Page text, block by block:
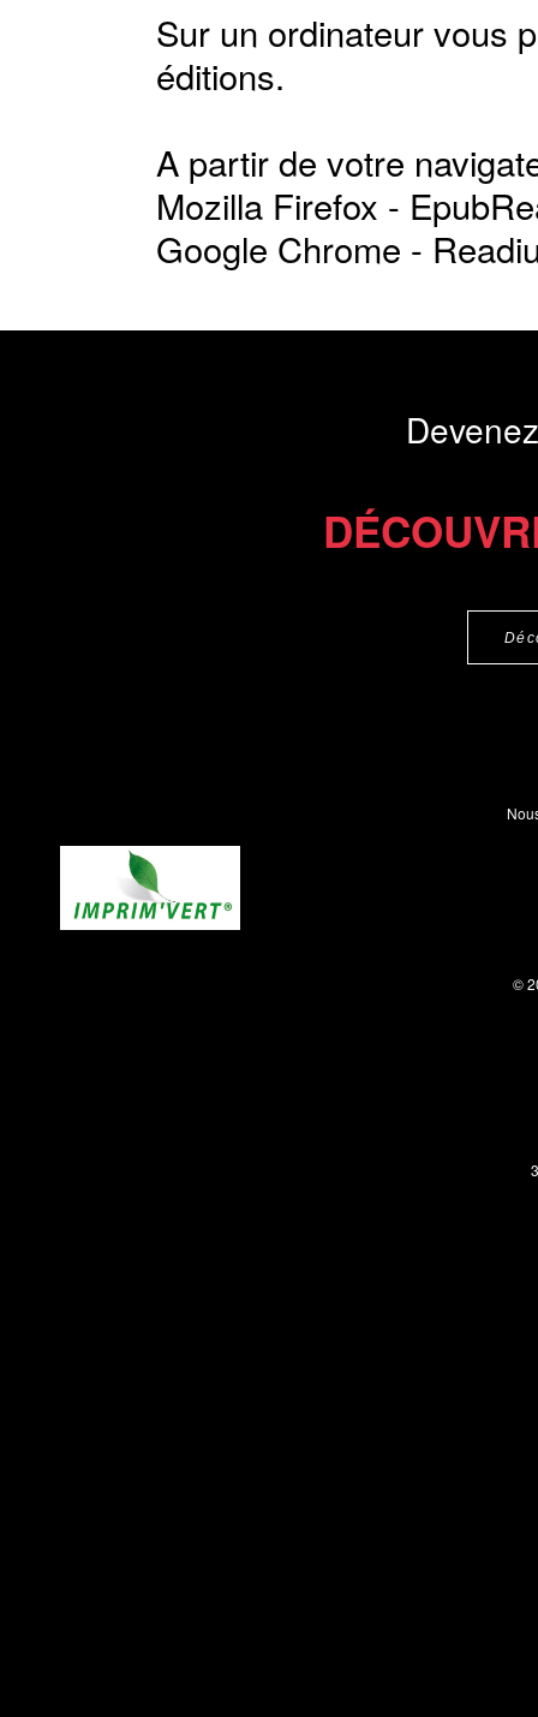
Sur un ordinateur vous
éditions.
A partir de votre
Mozilla Firefox -
Google Chrome -
©